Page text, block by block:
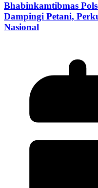
Bhabinkamtibmas
Dampingi Petani,
Nasional